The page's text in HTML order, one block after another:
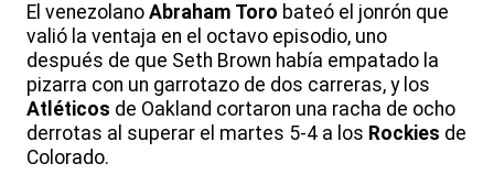
El venezolano Abraham Toro bateó el jonrón que
valió la ventaja en el octavo episodio, uno
después de que Seth Brown había empatado la
pizarra con un garrotazo de dos carreras, y los
Atléticos de Oakland cortaron una racha de ocho
derrotas al superar el martes 5-4 a los Rockies de
Colorado.